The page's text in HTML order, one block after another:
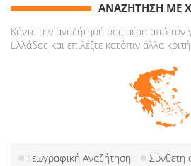
ΑΝΑΖΗΤΗΣΗ ΜΕ
Κάντε την αναζήτησή σας μέσα από τον
Ελλάδας και επιλέξτε κατόπιν άλλα
Γεωγραφική Αναζήτηση
Σύνθετη